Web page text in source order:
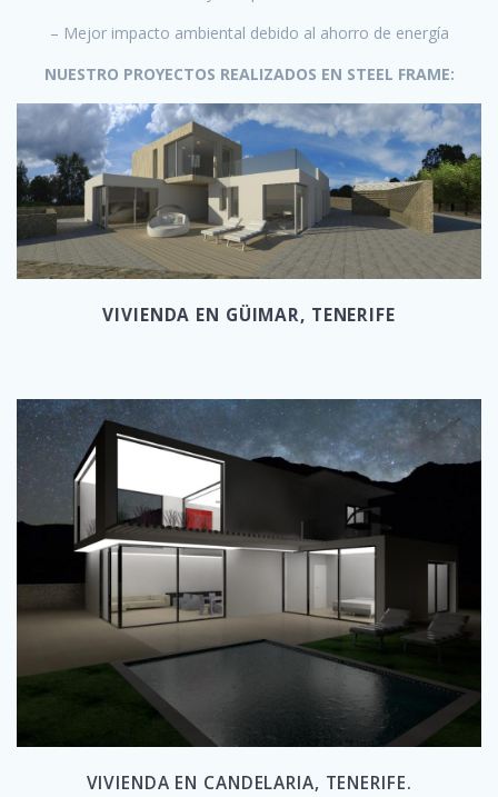
– Mejor impacto ambiental debido al ahorro de energía
NUESTRO PROYECTOS REALIZADOS EN STEEL FRAME:
VIVIENDA EN GÜIMAR, TENERIFE
VIVIENDA EN CANDELARIA, TENERIFE.